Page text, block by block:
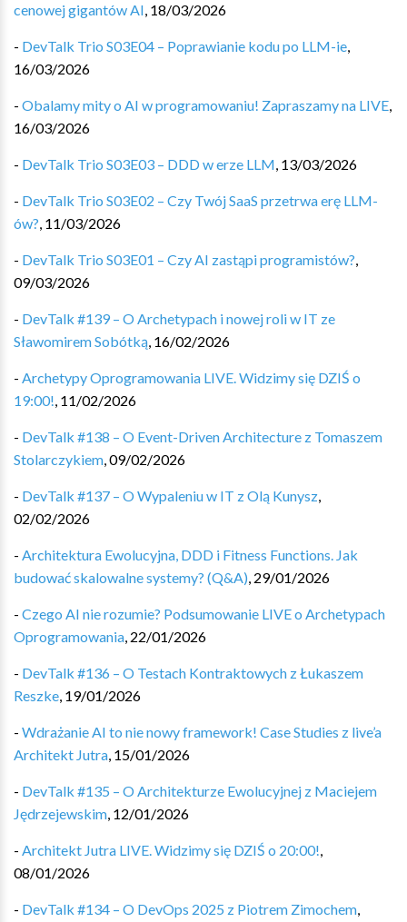
cenowej gigantów AI, 18/03/2026
- DevTalk Trio S03E04 – Poprawianie kodu po LLM-ie,
16/03/2026
- Obalamy mity o AI w programowaniu! Zapraszamy na LIVE,
16/03/2026
- DevTalk Trio S03E03 – DDD w erze LLM, 13/03/2026
- DevTalk Trio S03E02 – Czy Twój SaaS przetrwa erę LLM-
ów?, 11/03/2026
- DevTalk Trio S03E01 – Czy AI zastąpi programistów?,
09/03/2026
- DevTalk #139 – O Archetypach i nowej roli w IT ze
Sławomirem Sobótką, 16/02/2026
- Archetypy Oprogramowania LIVE. Widzimy się DZIŚ o
19:00!, 11/02/2026
- DevTalk #138 – O Event-Driven Architecture z Tomaszem
Stolarczykiem,09/02/2026
- DevTalk #137 – O Wypaleniu w IT z Olą Kunysz,
02/02/2026
- Architektura Ewolucyjna, DDD i Fitness Functions. Jak
budować skalowalne systemy? (Q&A), 29/01/2026
- Czego AI nie rozumie? Podsumowanie LIVE o Archetypach
Oprogramowania, 22/01/2026
- DevTalk #136 – O Testach Kontraktowych z Łukaszem
Reszke, 19/01/2026
- Wdrażanie AI to nie nowy framework! Case Studies z live’a
Architekt Jutra, 15/01/2026
- DevTalk #135 – O Architekturze Ewolucyjnej z Maciejem
Jędrzejewskim, 12/01/2026
- Architekt Jutra LIVE. Widzimy się DZIŚ o 20:00!,
08/01/2026
- DevTalk #134 – O DevOps 2025 z Piotrem Zimochem,